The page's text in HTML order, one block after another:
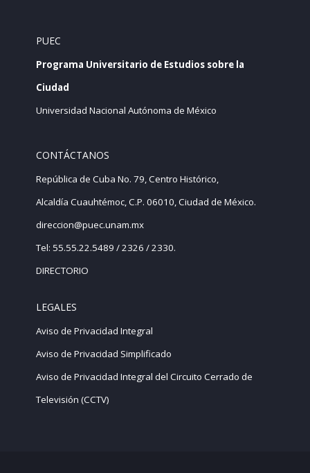
PUEC
Programa Universitario de Estudios sobre la
Ciudad
Universidad Nacional Autónoma de México
CONTÁCTANOS
República de Cuba No. 79, Centro Histórico,
Alcaldía Cuauhtémoc, C.P. 06010, Ciudad de México.
direccion@puec.unam.mx
Tel: 55.55.22.5489 / 2326 / 2330.
DIRECTORIO
LEGALES
Aviso de Privacidad Integral
Aviso de Privacidad Simplificado
Aviso de Privacidad Integral del Circuito Cerrado de
Televisión (CCTV)